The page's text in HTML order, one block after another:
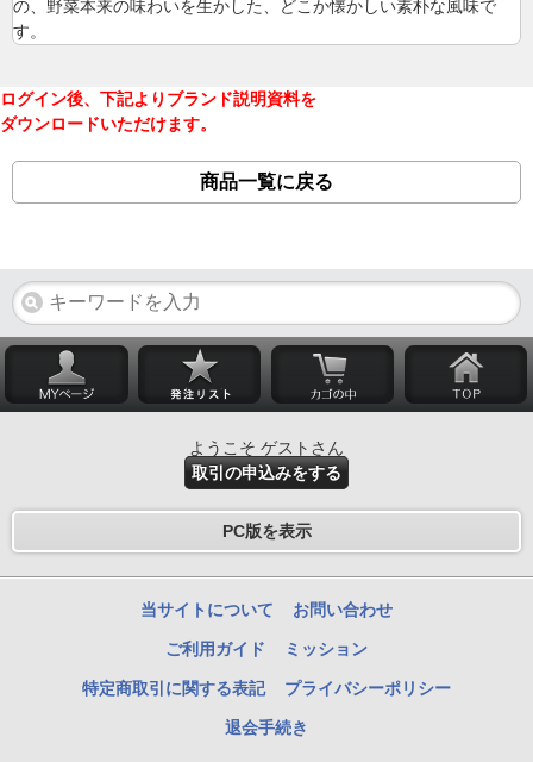
の、野菜本来の味わいを生かした、どこか懐かしい素朴な風味で
す。
ログイン後、下記よりブランド説明資料を
ダウンロードいただけます。
商品一覧に戻る
ようこそ ゲストさん
取引の申込みをする
PC版を表示
当サイトについて お問い合わせ
ご利用ガイド ミッション
特定商取引に関する表記 プライバシーポリシー
退会手続き